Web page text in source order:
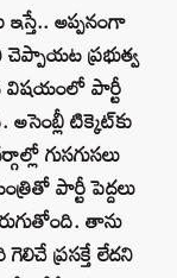
అప్పనంగా
ప్రభుత్వ
విషయంలో పార్టీ
టిక్కెట్‌కు
గుసగుసలు
పార్టీ పెద్దలు
తాను
ప్రసక్తే లేదని